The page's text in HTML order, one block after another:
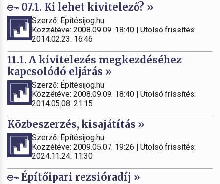
07.1. Ki lehet kivitelező? »
Szerző: Építésijog.hu
Közzétéve: 2008.09.09. 18:40 | Utolsó frissítés:
2014.02.23. 16:46
11.1. A kivitelezés megkezdéséhez
kapcsolódó eljárás »
Szerző: Építésijog.hu
Közzétéve: 2008.09.09. 18:40 | Utolsó frissítés:
2014.05.08. 21:15
Közbeszerzés, kisajátítás »
Szerző: Építésijog.hu
Közzétéve: 2009.05.07. 19:26 | Utolsó frissítés:
2024.11.24. 11:30
Építőipari rezsióradíj »